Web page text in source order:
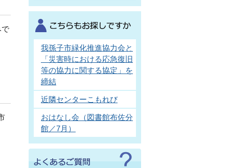
で
我孫子市緑化推進協力会と
「災害時における応急復旧
等の協力に関する協定」を
締結
近隣センターこもれび
おはなし会（図書館布佐分
館／7月）